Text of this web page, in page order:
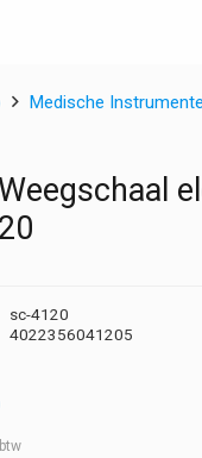
Medische
sc-4120
4022356041205